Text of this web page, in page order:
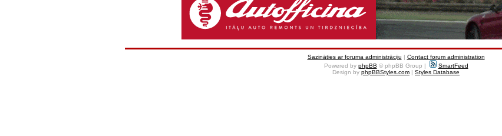
Sazināties ar foruma administrāciju | Contact forum administration
Powered by phpBB © phpBB Group |
SmartFeed
Design by phpBBStyles.com | Styles Database